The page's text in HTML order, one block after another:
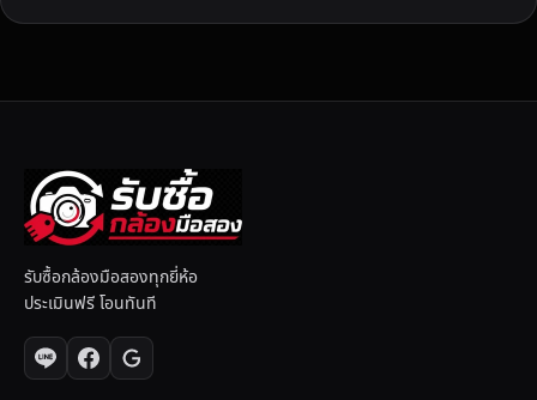
รับซื้อกล้องมือสองทุกยี่ห้อ
ประเมินฟรี โอนทันที